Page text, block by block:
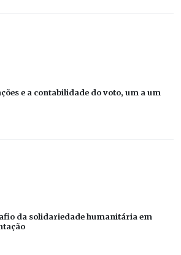
e a contabilidade do voto, um a um
da solidariedade humanitária em